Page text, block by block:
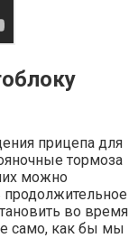
прицепа для
тормоза
можно
продолжительное
во время
само, как бы мы